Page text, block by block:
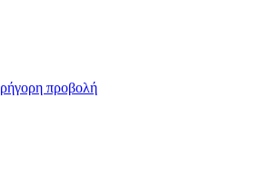
προβολή